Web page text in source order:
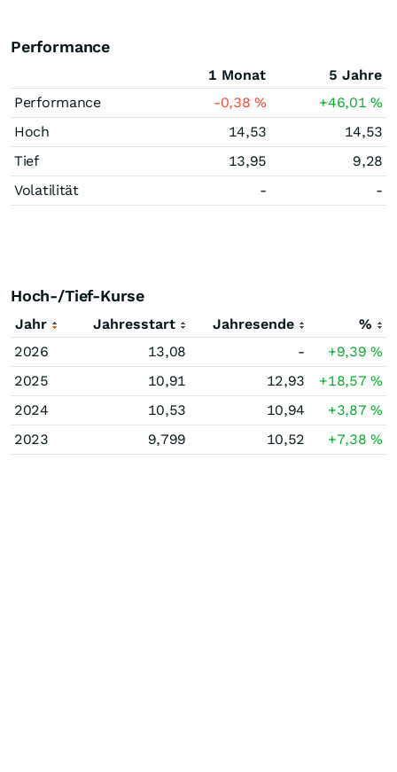
Performance
1 Monat
5 Jahre
Performance
-0,38% +46,01%
Hoch
14,53
14,53
Tief
13,95
9,28
Volatilität
- -
Hoch-/Tief-Kurse
Jahr Jahresstart Jahresende
%
2026
13,08 - +9,39%
2025
10,91 12,93 +18,57%
2024
10,53 10,94 +3,87%
2023
9,799 10,52 +7,38%